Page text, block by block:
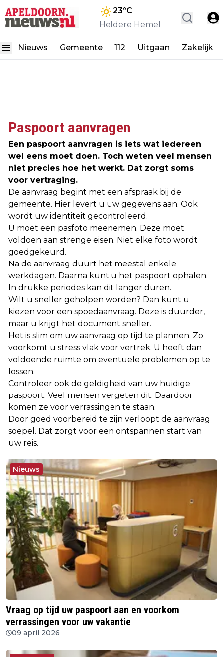
23°C
Heldere Hemel
Nieuws Gemeente 112 Uitgaan Zakelijk
Paspoort aanvragen
Een paspoort aanvragen is iets wat iedereen
wel eens moet doen. Toch weten veel mensen
niet precies hoe het werkt. Dat zorgt soms
voor vertraging.
De aanvraag begint met een afspraak bij de
gemeente. Hier levert u uw gegevens aan. Ook
wordt uw identiteit gecontroleerd.
U moet een pasfoto meenemen. Deze moet
voldoen aan strenge eisen. Niet elke foto wordt
goedgekeurd.
Na de aanvraag duurt het meestal enkele
werkdagen. Daarna kunt u het paspoort ophalen.
In drukke periodes kan dit langer duren.
Wilt u sneller geholpen worden? Dan kunt u
kiezen voor een spoedaanvraag. Deze is duurder,
maar u krijgt het document sneller.
Het is slim om uw aanvraag op tijd te plannen. Zo
voorkomt u stress vlak voor vertrek. U heeft dan
voldoende ruimte om eventuele problemen op te
lossen.
Controleer ook de geldigheid van uw huidige
paspoort. Veel mensen vergeten dit. Daardoor
komen ze voor verrassingen te staan.
Door goed voorbereid te zijn verloopt de aanvraag
soepel. Dat zorgt voor een ontspannen start van
uw reis.
Nieuws
Vraag op tijd uw paspoort aan en voorkom
verrassingen voor uw vakantie
09 april 2026